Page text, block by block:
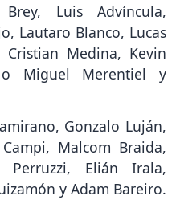
Luis Advíncula,
Lautaro Blanco, Lucas
Cristian Medina, Kevin
Miguel Merentiel y
Gonzalo Luján,
Malcom Braida,
Perruzzi, Elián Irala,
y Adam Bareiro.